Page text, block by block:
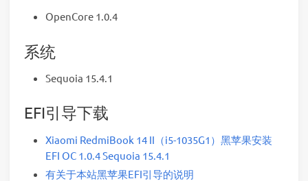
OpenCore 1.0.4
系统
Sequoia 15.4.1
EFI引导下载
Xiaomi RedmiBook 14 II（i5-1035G1）黑苹果安装
EFI OC 1.0.4 Sequoia 15.4.1
有关于本站黑苹果EFI引导的说明